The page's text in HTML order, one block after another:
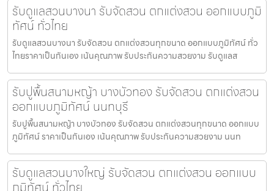
รับดูแลสวนบางนา รับจัดสวน ตกแต่งสวน ออกแบบภูมิ
ทัศน์ ทั่วไทย
รับดูแลสวนบางนา รับจัดสวน ตกแต่งสวนทุกขนาด ออกแบบภูมิทัศน์ ทั่ว
ไทยราคาเป็นกันเอง เน้นคุณภาพ รับประกันความสวยงาม รับดูแลส
รับปูพื้นสนามหญ้า บางบัวทอง รับจัดสวน ตกแต่งสวน
ออกแบบภูมิทัศน์ นนทบุรี
รับปูพื้นสนามหญ้า บางบัวทอง รับจัดสวน ตกแต่งสวนทุกขนาด ออกแบบ
ภูมิทัศน์ ราคาเป็นกันเอง เน้นคุณภาพ รับประกันความสวยงาม นนท
รับดูแลสวนบางใหญ่ รับจัดสวน ตกแต่งสวน ออกแบบ